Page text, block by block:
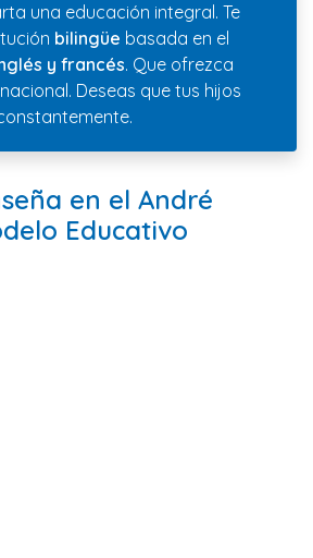
una educación integral. Te
bilingüe basada en el
y francés. Que ofrezca
Deseas que tus hijos
en el André
Educativo